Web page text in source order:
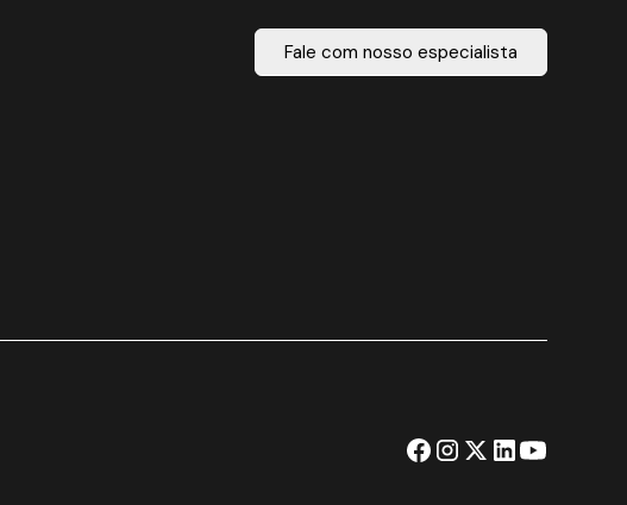
Fale com nosso especialista